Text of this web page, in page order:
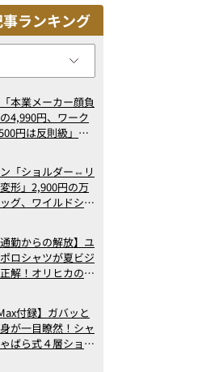
ランキング
本業メーカー顔負
4,990円、ワーク
円は反則級」凄
年6月版）
「ショルダー⇔リ
形」2,900円の万
グ、ワイルドシン
ングベスト3】
月版）
通勤からの解放】ユ
ロシャツが夏ビジ
解！オリヒカの透
付録】ガバッと
が一目瞭然！シャ
ばら式４層ショル